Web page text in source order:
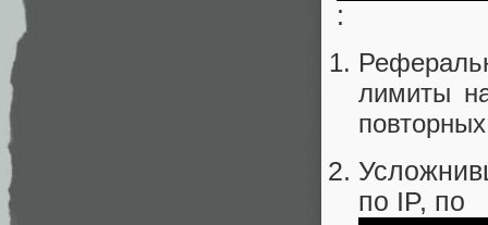
:
лимиты
по IP, по